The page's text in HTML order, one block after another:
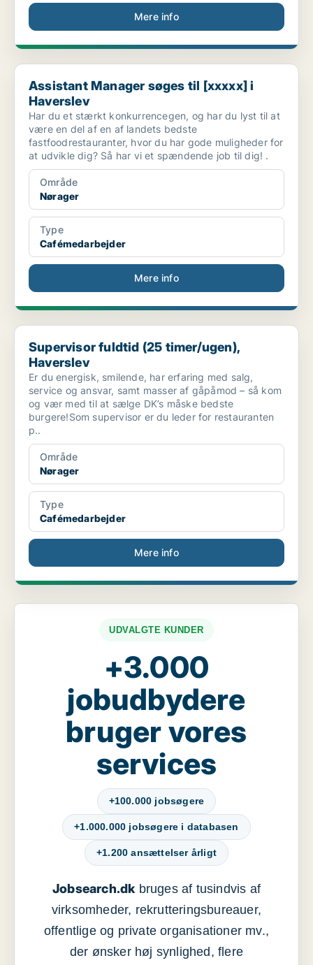
Mere info
Assistant Manager søges til [xxxxx] i Haverslev
Assistant Manager søges til [xxxxx] i
Haverslev
Har du et stærkt konkurrencegen, og har du lyst til at
være en del af en af landets bedste
fastfoodrestauranter, hvor du har gode muligheder for
at udvikle dig? Så har vi et spændende job til dig! .
Område
Nørager
Type
Cafémedarbejder
Mere info
Supervisor fuldtid (25 timer/ugen), Haverslev
Supervisor fuldtid (25 timer/ugen),
Haverslev
Er du energisk, smilende, har erfaring med salg,
service og ansvar, samt masser af gåpåmod – så kom
og vær med til at sælge DK’s måske bedste
burgere!Som supervisor er du leder for restauranten
p..
Område
Nørager
Type
Cafémedarbejder
Mere info
UDVALGTE KUNDER
+3.000
jobudbydere
bruger vores
services
+100.000 jobsøgere
+1.000.000 jobsøgere i databasen
+1.200 ansættelser årligt
Jobsearch.dkbruges af tusindvis af
virksomheder, rekrutteringsbureauer,
offentlige og private organisationer mv.,
der ønsker høj synlighed, flere